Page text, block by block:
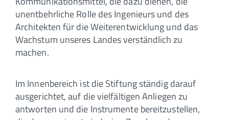
unentbehrliche Rolle des Ingenieurs und des
Architekten für die Weiterentwicklung und das
Wachstum unseres Landes verständlich zu
machen.
Im Innenbereich ist die Stiftung ständig darauf
ausgerichtet, auf die vielfältigen Anliegen zu
antworten und die Instrumente bereitzustellen,